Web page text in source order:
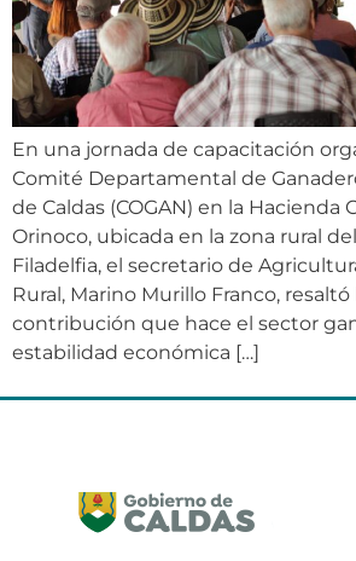
En una jornada de capacitación
Comité Departamental de
de Caldas (COGAN) en la Hacienda
Orinoco, ubicada en la zona rural
Filadelfia, el secretario de
Rural, Marino Murillo Franco, resaltó
contribución que hace el sector
estabilidad económica […]